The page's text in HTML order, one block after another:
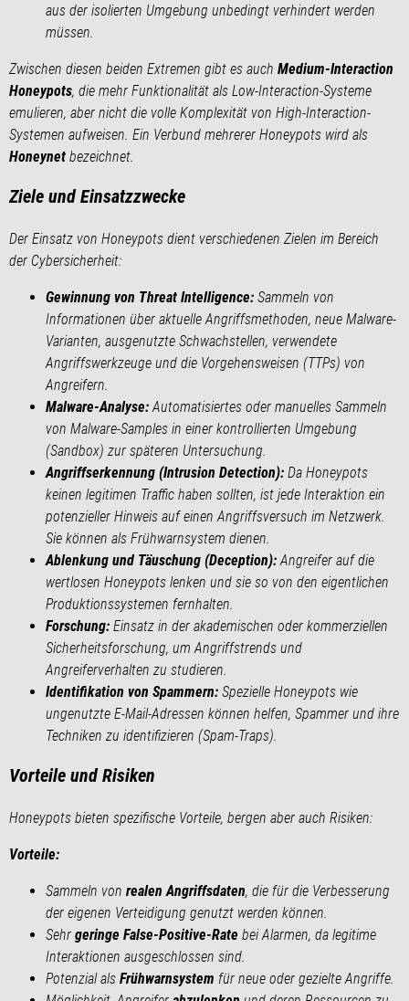
aus der isolierten Umgebung unbedingt verhindert werden
müssen.
Zwischen diesen beiden Extremen gibt es auch Medium-Interaction
Honeypots, die mehr Funktionalität als Low-Interaction-Systeme
emulieren, aber nicht die volle Komplexität von High-Interaction-
Systemen aufweisen. Ein Verbund mehrerer Honeypots wird als
Honeynet bezeichnet.
Ziele und Einsatzzwecke
Der Einsatz von Honeypots dient verschiedenen Zielen im Bereich
der Cybersicherheit:
Gewinnung von Threat Intelligence: Sammeln von
Informationen über aktuelle Angriffsmethoden, neue Malware-
Varianten, ausgenutzte Schwachstellen, verwendete
Angriffswerkzeuge und die Vorgehensweisen (TTPs) von
Angreifern.
Malware-Analyse: Automatisiertes oder manuelles Sammeln
von Malware-Samples in einer kontrollierten Umgebung
(Sandbox) zur späteren Untersuchung.
Angriffserkennung (Intrusion Detection): Da Honeypots
keinen legitimen Traffic haben sollten, ist jede Interaktion ein
potenzieller Hinweis auf einen Angriffsversuch im Netzwerk.
Sie können als Frühwarnsystem dienen.
Ablenkung und Täuschung (Deception): Angreifer auf die
wertlosen Honeypots lenken und sie so von den eigentlichen
Produktionssystemen fernhalten.
Forschung: Einsatz in der akademischen oder kommerziellen
Sicherheitsforschung, um Angriffstrends und
Angreiferverhalten zu studieren.
Identifikation von Spammern: Spezielle Honeypots wie
ungenutzte E-Mail-Adressen können helfen, Spammer und ihre
Techniken zu identifizieren (Spam-Traps).
Vorteile und Risiken
Honeypots bieten spezifische Vorteile, bergen aber auch Risiken:
Vorteile:
Sammeln von realen Angriffsdaten, die für die Verbesserung
der eigenen Verteidigung genutzt werden können.
Sehr geringe False-Positive-Rate bei Alarmen, da legitime
Interaktionen ausgeschlossen sind.
Potenzial als Frühwarnsystem für neue oder gezielte Angriffe.